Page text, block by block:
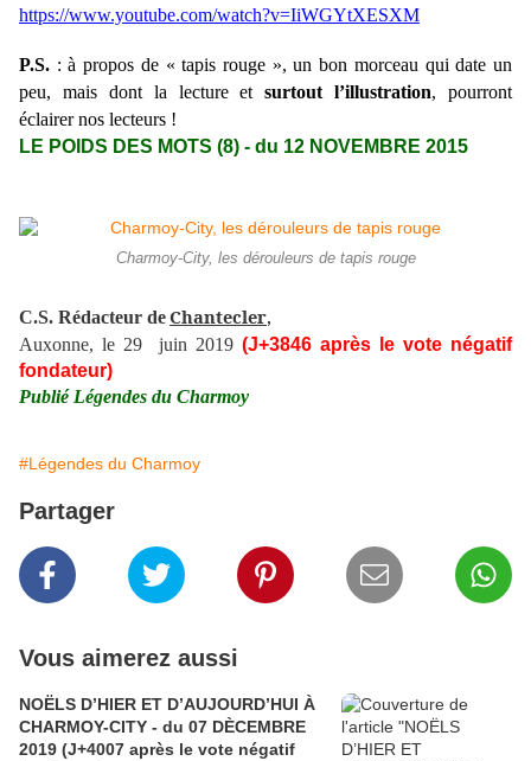
https://www.youtube.com/watch?v=IiWGYtXESXM
P.S. : à propos de « tapis rouge », un bon morceau qui date un
peu, mais dont la lecture etsurtout l’illustration, pourront
éclairer nos lecteurs !
LE POIDS DES MOTS (8) - du 12 NOVEMBRE 2015
Charmoy-City, les dérouleurs de tapis rouge
C.S. Rédacteur deChantecler,
Auxonne, le 29 juin 2019 (J+3846 après le vote négatif
fondateur)
Publié Légendes du Charmoy
#Légendes du Charmoy
Partager
Vous aimerez aussi
NOËLS D’HIER ET D’AUJOURD’HUI À
CHARMOY-CITY - du 07 DÈCEMBRE
2019 (J+4007 après le vote négatif